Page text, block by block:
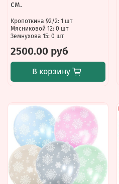
см.
Кропоткина 92/2: 1 шт
Мясниковой 12: 0 шт
Земнухова 15: 0 шт
2500.00 руб
В корзину